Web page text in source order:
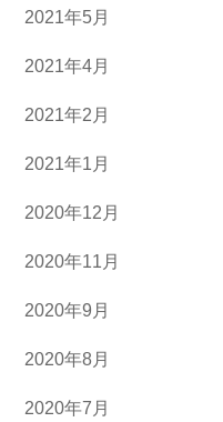
2021年5月
2021年4月
2021年2月
2021年1月
2020年12月
2020年11月
2020年9月
2020年8月
2020年7月